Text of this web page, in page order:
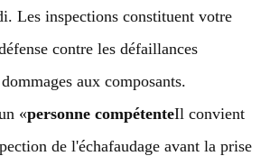
Les inspections constituent votre
contre les défaillances
aux composants.
«personne compétenteIl convient
de l'échafaudage avant la prise